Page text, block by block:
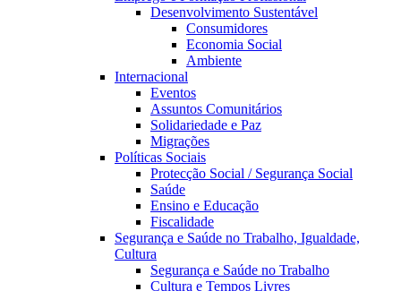
Desenvolvimento Sustentável
Consumidores
Economia Social
Ambiente
Internacional
Eventos
Assuntos Comunitários
Solidariedade e Paz
Migrações
Políticas Sociais
Protecção Social / Segurança Social
Saúde
Ensino e Educação
Fiscalidade
Segurança e Saúde no Trabalho, Igualdade,
Cultura
Segurança e Saúde no Trabalho
Cultura e Tempos Livres